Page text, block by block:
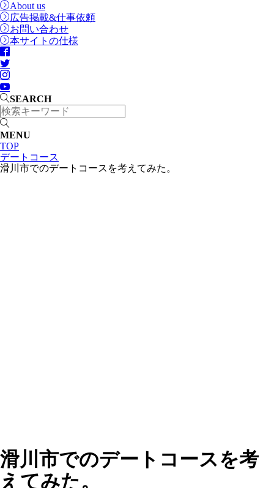
About us
広告掲載&仕事依頼
お問い合わせ
本サイトの仕様
SEARCH
MENU
TOP
デートコース
滑川市でのデートコースを考えてみた。
滑川市でのデートコースを考
えてみた。